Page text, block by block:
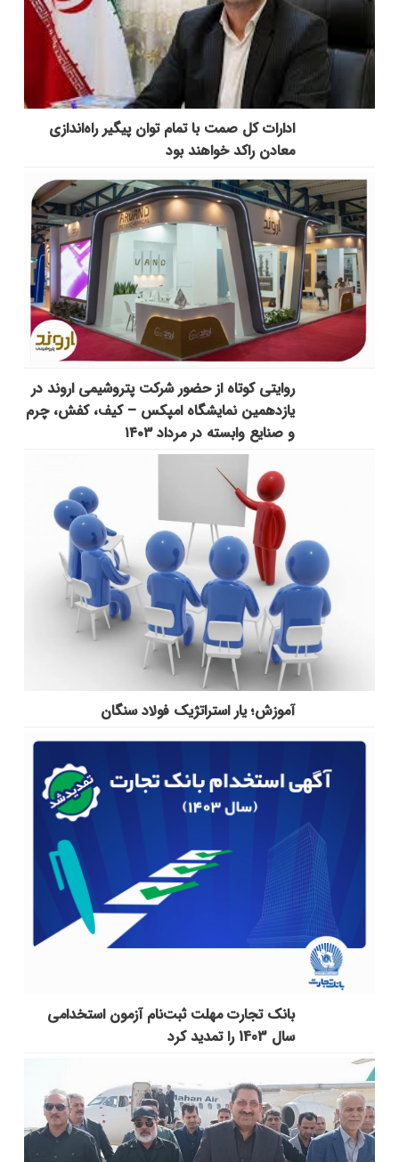
ادارات کل صمت با تمام توان پیگیر راه‌اندازی
معادن راکد خواهند بود
روایتی کوتاه از حضور شرکت پتروشیمی اروند در
یازدهمین نمایشگاه امپکس‌ – کیف، کفش، چرم
و صنایع وابسته در مرداد ۱۴۰۳
آموزش؛ یار استراتژیک فولاد سنگان
بانک تجارت مهلت ثبت‌نام آزمون استخدامی
سال 1403 را تمدید کرد